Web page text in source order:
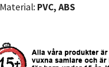
Material: PVC, ABS